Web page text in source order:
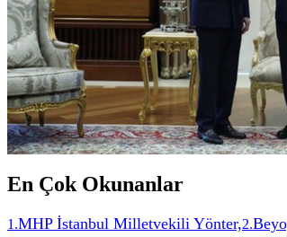
En Çok Okunanlar
1 .MHP İstanbul Milletvekili Yönter,2.